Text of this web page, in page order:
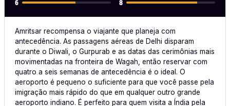
6 8
Amritsar recompensa o viajante que planeja com
antecedência. As passagens aéreas de Delhi disparam
durante o Diwali, o Gurpurab e as datas das cerimônias mais
movimentadas na fronteira de Wagah, então reservar com
quatro a seis semanas de antecedência é o ideal. O
aeroporto é pequeno o suficiente para que você passe pela
imigração mais rápido do que em qualquer outro grande
aeroporto indiano. É perfeito para quem visita a Índia pela